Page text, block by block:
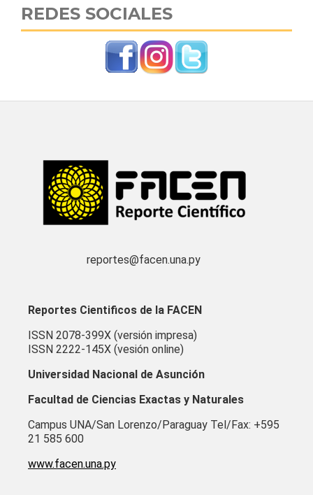
REDES SOCIALES
reportes@facen.una.py
Reportes Cientificos de la FACEN
ISSN 2078-399X (versión impresa)
ISSN 2222-145X (vesión online)
Universidad Nacional de Asunción
Facultad de Ciencias Exactas y Naturales
Campus UNA/San Lorenzo/Paraguay Tel/Fax: +595
21 585 600
www.facen.una.py